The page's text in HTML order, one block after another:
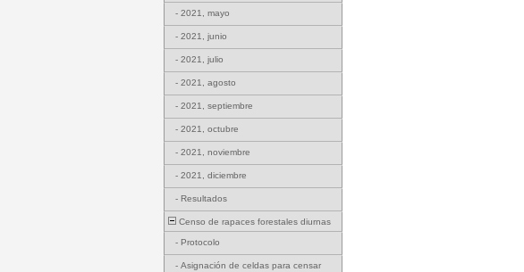
- 2021, mayo
- 2021, junio
- 2021, julio
- 2021, agosto
- 2021, septiembre
- 2021, octubre
- 2021, noviembre
- 2021, diciembre
- Resultados
Censo de rapaces forestales diurnas
- Protocolo
- Asignación de celdas para censar